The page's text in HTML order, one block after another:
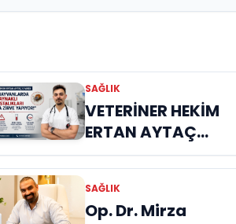
SAĞLIK
VETERİNER HEKİM
ERTAN AYTAÇ
UYARDI: "EVCİL
HAYVANLARDA
KENE KAYNAKLI
KAN HASTALIKLARI
SAĞLIK
Op. Dr. Mirza